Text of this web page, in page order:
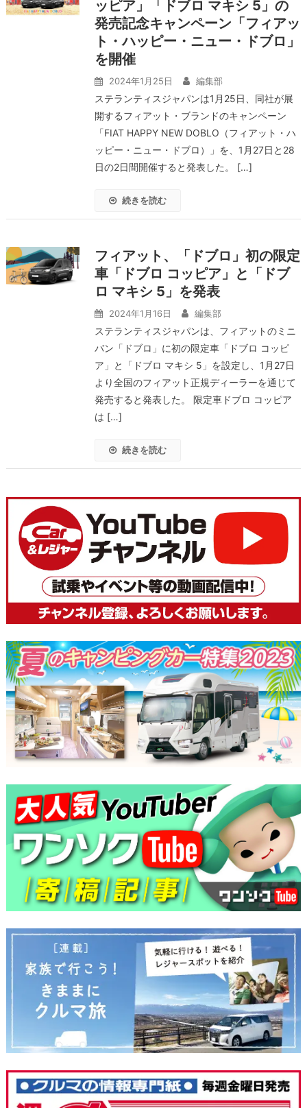
ッピア」「ドブロ マキシ 5」の
発売記念キャンペーン「フィアッ
ト・ハッピー・ニュー・ドブロ」
を開催
2024年1月25日 編集部
ステランティスジャパンは1月25日、同社が展
開するフィアット・ブランドのキャンペーン
「FIAT HAPPY NEW DOBLO（フィアット・ハ
ッピー・ニュー・ドブロ）」を、1月27日と28
日の2日間開催すると発表した。 […]
続きを読む
フィアット、「ドブロ」初の限定
車「ドブロ コッピア」と「ドブ
ロ マキシ 5」を発表
2024年1月16日 編集部
ステランティスジャパンは、フィアットのミニ
バン「ドブロ」に初の限定車「ドブロ コッピ
ア」と「ドブロ マキシ 5」を設定し、1月27日
より全国のフィアット正規ディーラーを通じて
発売すると発表した。 限定車ドブロ コッピア
は […]
続きを読む